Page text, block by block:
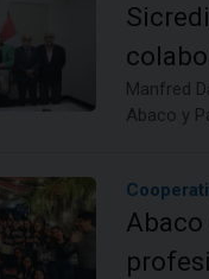
Manfred
Abaco y